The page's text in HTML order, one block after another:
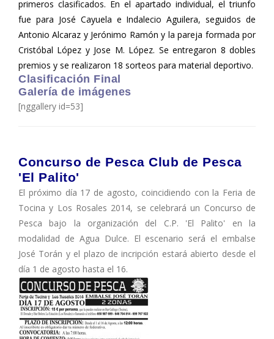
primeros clasificados. En el apartado individual, el triunfo
fue para José Cayuela e Indalecio Aguilera, seguidos de
Antonio Alcaraz y Jerónimo Ramón y la pareja formada por
Cristóbal López y Jose M. López. Se entregaron 8 dobles
premios y se realizaron 18 sorteos para material deportivo.
Clasificación Final
Galería de imágenes
[nggallery id=53]
Concurso de Pesca Club de Pesca
'El Palito'
El próximo día 17 de agosto, coincidiendo con la Feria de
Tocina y Los Rosales 2014, se celebrará un Concurso de
Pesca bajo la organización del C.P. 'El Palito' en la
modalidad de Agua Dulce. El escenario será el embalse
José Torán y el plazo de incripción estará abierto desde el
día 1 de agosto hasta el 16.